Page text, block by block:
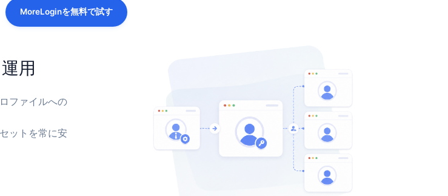
MoreLoginを無料で試す
用
ファイルへの
ットを常に安